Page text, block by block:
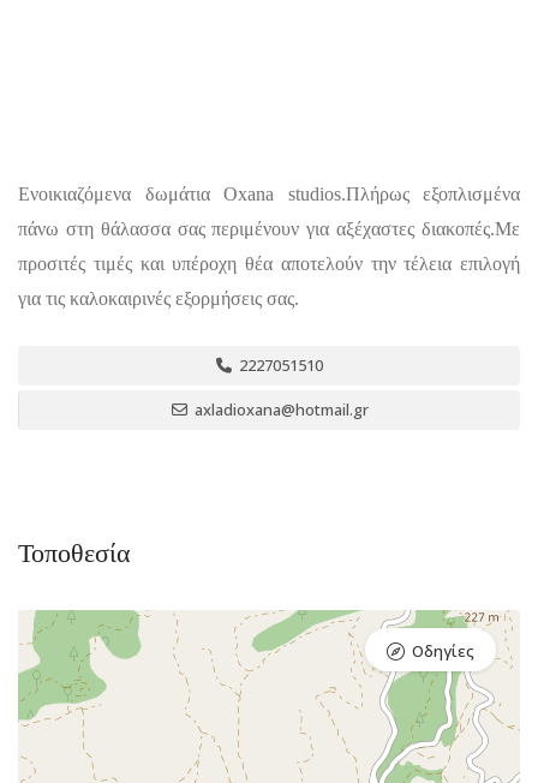
Ενοικιαζόμενα δωμάτια Oxana studios.Πλήρως εξοπλισμένα
πάνω στη θάλασσα σας περιμένουν για αξέχαστες διακοπές.Με
προσιτές τιμές και υπέροχη θέα αποτελούν την τέλεια επιλογή
για τις καλοκαιρινές εξορμήσεις σας.
2227051510
axladioxana@hotmail.gr
Τοποθεσία
Οδηγίες